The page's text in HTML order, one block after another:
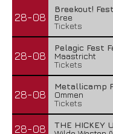
28-08
Breekout!
Bree
Tickets
28-08
Pelagic Fest
Maastricht
Tickets
28-08
Metallicamp
Ommen
Tickets
28-08
THE HICKEY